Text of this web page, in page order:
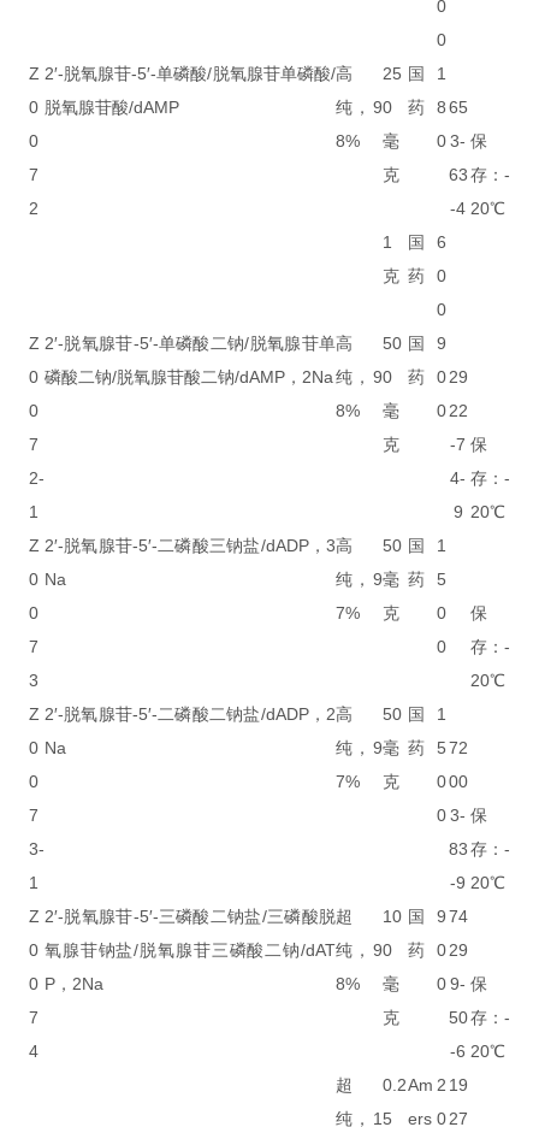
0
0
Z
0
0
7
2
2′-脱氧腺苷-5′-单磷酸/脱氧腺苷单磷酸/
脱氧腺苷酸/dAMP
高
纯，9
8%
25
0
毫
克
国
药
1
8
0
65
3-
63
-4
保
存：-
20℃
1
克
国
药
6
0
0
Z
0
0
7
2-
1
2′-脱氧腺苷-5′-单磷酸二钠/脱氧腺苷单
磷酸二钠/脱氧腺苷酸二钠/dAMP，2Na
高
纯，9
8%
50
0
毫
克
国
药
9
0
0
29
22
-7
4-
9
保
存：-
20℃
Z
0
0
7
3
2′-脱氧腺苷-5′-二磷酸三钠盐/dADP，3
Na
高
纯，9
7%
50
毫
克
国
药
1
5
0
0
保
存：-
20℃
Z
0
0
7
3-
1
2′-脱氧腺苷-5′-二磷酸二钠盐/dADP，2
Na
高
纯，9
7%
50
毫
克
国
药
1
5
0
0
72
00
3-
83
-9
保
存：-
20℃
Z
0
0
7
4
2′-脱氧腺苷-5′-三磷酸二钠盐/三磷酸脱
氧腺苷钠盐/脱氧腺苷三磷酸二钠/dAT
P，2Na
超
纯，9
8%
10
0
毫
克
国
药
9
0
0
74
29
9-
50
-6
保
存：-
20℃
超
纯，1
0.2
5
Am
ers
2
0
19
27